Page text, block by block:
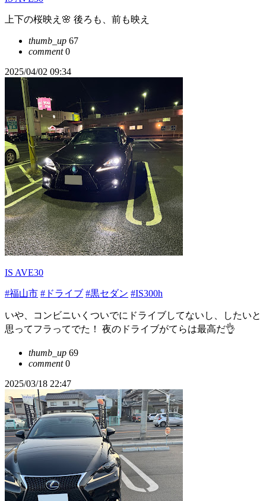
上下の桜映え🌸 後ろも、前も映え
thumb_up 67
comment0
2025/04/02 09:34
IS AVE30
#福山市 #ドライブ #黒セダン #IS300h
いや、コンビニいくついでにドライブしてないし、したいと
思ってフラってでた！ 夜のドライブがてらは最高だ👌
thumb_up 69
comment0
2025/03/18 22:47